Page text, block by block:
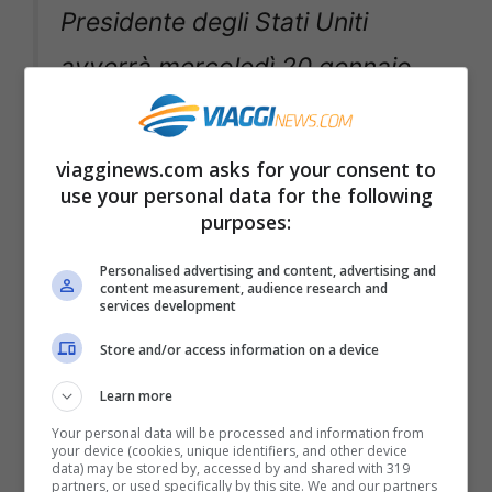
Presidente degli Stati Uniti
avverrà mercoledì 20 gennaio
2021. A presentare uno speciale
in televisione per commentare e
seguire l’insediamento sarà
Perché non si può raggiungere la
città?
Perché questa decisione? Come abbiamo
spiegato all’inizio l’America ancora sta
viagginews.com asks for your consent to
use your personal data for the following
purposes:
Personalised advertising and content, advertising and
content measurement, audience research and
services development
Store and/or access information on a device
Learn more
Your personal data will be processed and information from
your device (cookies, unique identifiers, and other device
data) may be stored by, accessed by and shared with 319
partners, or used specifically by this site. We and our partners